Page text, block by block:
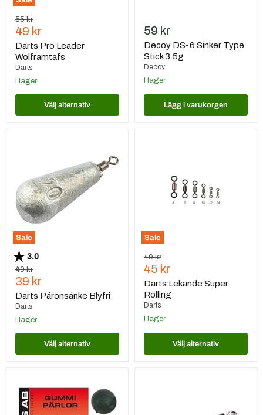
Ursprungspris
55 kr
Nuvarande
pris
49 kr
Darts Pro Leader
Wolframtafs
Darts
I lager
Välj alternativ
59 kr
Decoy DS-6 Sinker Type
Stick 3.5g
Decoy
I lager
Lägg i varukorgen
Sale
Betyg:
3.0
Ursprungspris
49 kr
Nuvarande
pris
39 kr
Darts Päronsänke Blyfri
Darts
I lager
Välj alternativ
Sale
Ursprungspris
49 kr
Nuvarande
pris
45 kr
Darts Lekande Super
Rolling
Darts
I lager
Välj alternativ
Gummi
Pärlor